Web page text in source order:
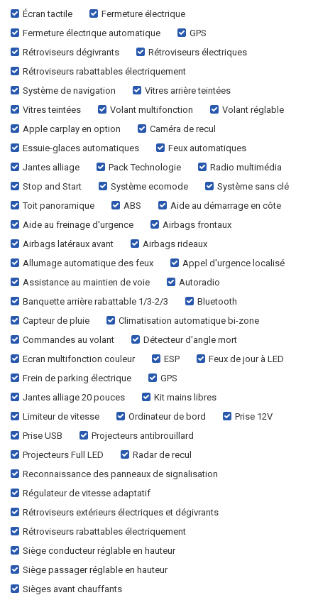
Écran tactile
Fermeture électrique
Fermeture électrique automatique
GPS
Rétroviseurs dégivrants
Rétroviseurs électriques
Rétroviseurs rabattables électriquement
Système de navigation
Vitres arrière teintées
Vitres teintées
Volant multifonction
Volant réglable
Apple carplay en option
Caméra de recul
Essuie-glaces automatiques
Feux automatiques
Jantes alliage
Pack Technologie
Radio multimédia
Stop and Start
Système ecomode
Système sans clé
Toit panoramique
ABS
Aide au démarrage en côte
Aide au freinage d'urgence
Airbags frontaux
Airbags latéraux avant
Airbags rideaux
Allumage automatique des feux
Appel d'urgence localisé
Assistance au maintien de voie
Autoradio
Banquette arrière rabattable 1/3-2/3
Bluetooth
Capteur de pluie
Climatisation automatique bi-zone
Commandes au volant
Détecteur d'angle mort
Ecran multifonction couleur
ESP
Feux de jour à LED
Frein de parking électrique
GPS
Jantes alliage 20 pouces
Kit mains libres
Limiteur de vitesse
Ordinateur de bord
Prise 12V
Prise USB
Projecteurs antibrouillard
Projecteurs Full LED
Radar de recul
Reconnaissance des panneaux de signalisation
Régulateur de vitesse adaptatif
Rétroviseurs extérieurs électriques et dégivrants
Rétroviseurs rabattables électriquement
Siège conducteur réglable en hauteur
Siège passager réglable en hauteur
Sièges avant chauffants